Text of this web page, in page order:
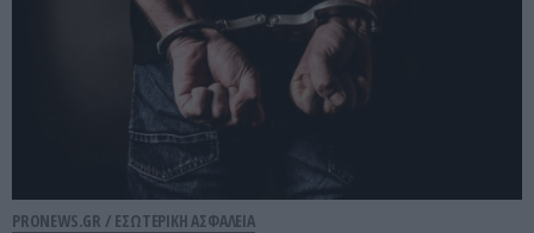
PRONEWS.GR / ΕΣΩΤΕΡΙΚΗ ΑΣΦΑΛΕΙΑ